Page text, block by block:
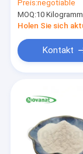
Probiotika
Vegan/
Preis:negotiable
MOQ:10 Kilogramm
Kontakt